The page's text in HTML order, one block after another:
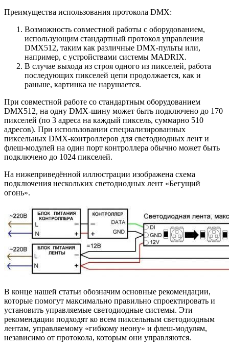
Преимущества использования протокола DMX:
Возможность совместной работы с оборудованием,
использующим стандартный протокол управления
DMX512, таким как различные DMX-пульты или,
например, с устройствами системы MADRIX.
В случае выхода из строя одного из пикселей, работа
последующих пикселей цепи продолжается, как и
раньше, картинка не нарушается.
При совместной работе со стандартным оборудованием
DMX512, на одну DMX-шину может быть подключено до 170
пикселей (по 3 адреса на каждый пиксель, суммарно 510
адресов). При использовании специализированных
пиксельных DMX-контроллеров для светодиодных лент и
флеш-модулей на один порт контроллера обычно может быть
подключено до 1024 пикселей.
На нижеприведённой иллюстрации изображена схема
подключения нескольких светодиодных лент «Бегущий
огонь».
В конце нашей статьи обозначим основные рекомендации,
которые помогут максимально правильно спроектировать и
установить управляемые светодиодные системы. Эти
рекомендации подходят ко всем пиксельным светодиодным
лентам, управляемому «гибкому неону» и флеш-модулям,
независимо от протокола, которым они управляются.